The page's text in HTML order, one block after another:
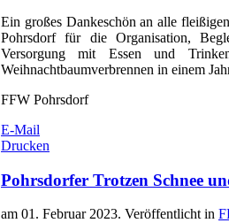
Ein großes Dankeschön an alle
Pohrsdorf für die Organisation,
Versorgung mit Essen und
Weihnachtbaumverbrennen in einem
FFW Pohrsdorf
E-Mail
Drucken
Pohrsdorfer Trotzen Schnee
am 01. Februar 2023. Veröffentlicht in